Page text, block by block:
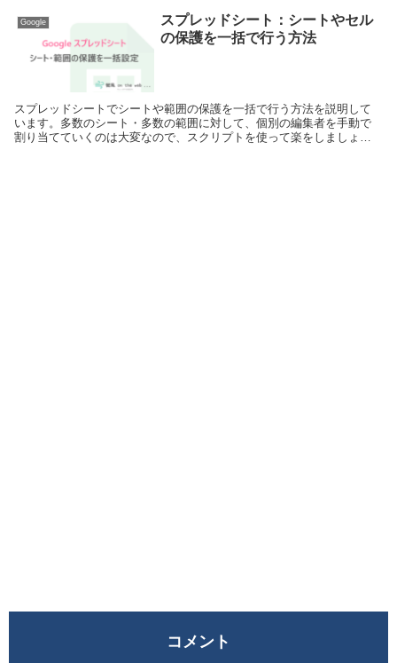
Google
スプレッドシート：シートやセル
の保護を一括で行う方法
スプレッドシートでシートや範囲の保護を一括で行う方法を説明して
います。多数のシート・多数の範囲に対して、個別の編集者を手動で
割り当てていくのは大変なので、スクリプトを使って楽をしましょ
コメント